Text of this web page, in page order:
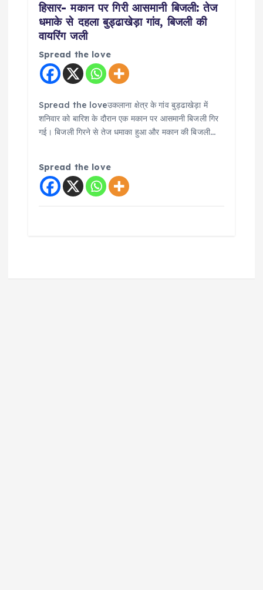
हिसार- मकान पर गिरी आसमानी बिजली: तेज
धमाके से दहला बुड्ढाखेड़ा गांव, बिजली की
वायरिंग जली
Spread the love
Spread the loveउकलाना क्षेत्र के गांव बुड्ढाखेड़ा में
शनिवार को बारिश के दौरान एक मकान पर आसमानी बिजली गिर
गई। बिजली गिरने से तेज धमाका हुआ और मकान की बिजली…
Spread the love